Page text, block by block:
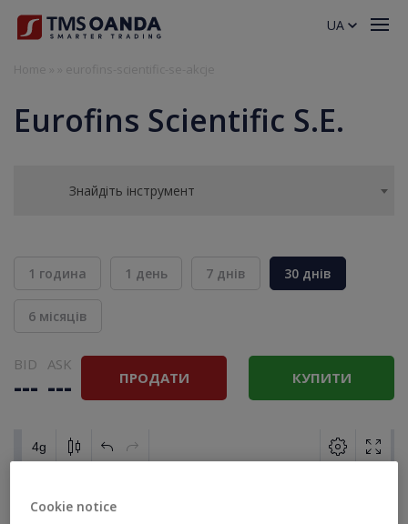
Eurofins Scientific S.E.
Знайдіть інструмент
1 година 1 день 7 днів 30 днів
6 місяців
BID
---
ASK
--- ПРОДАТИ КУПИТИ
UA
Cookie notice